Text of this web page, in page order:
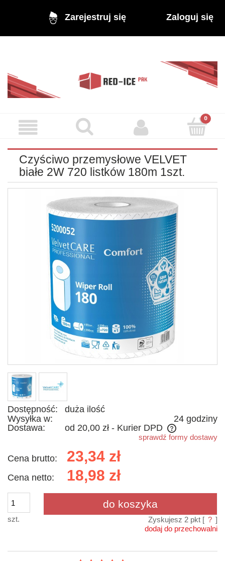
Zarejestruj się Zaloguj się
Czyściwo przemysłowe VELVET
białe 2W 720 listków 180m 1szt.
Dostępność:
duża ilość
Wysyłka w:
24 godziny
Dostawa:
od 20,00 zł - Kurier DPD
Cena nie zawiera ewentualnych kosztów płatnościsprawdź formy dostawy
Cena brutto: 23,34 zł
Cena netto: 18,98 zł
szt.
do koszyka
Zyskujesz 2pkt [ ? ]
dodaj do przechowalni